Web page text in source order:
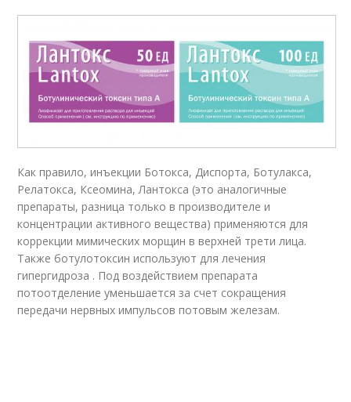
Как правило, инъекции Ботокса, Диспорта, Ботулакса,
Релатокса, Ксеомина, Лантокса (это аналогичные
препараты, разница только в производителе и
концентрации активного вещества) применяются для
коррекции мимических морщин в верхней трети лица.
Также ботулотоксин используют для лечения
гипергидроза . Под воздействием препарата
потоотделение уменьшается за счет сокращения
передачи нервных импульсов потовым железам.